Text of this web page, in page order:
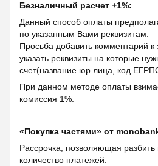
Безналичный расчет +1%:
Данный способ оплаты
по указанным Вами реквизитам.
Просьба добавить комментарий к
указать реквизиты на которые
счет(название юр.лица, код
При данном методе оплаты
комиссия 1%.
«Покупка частями» от
Рассрочка, позволяющая разбить
количество платежей.